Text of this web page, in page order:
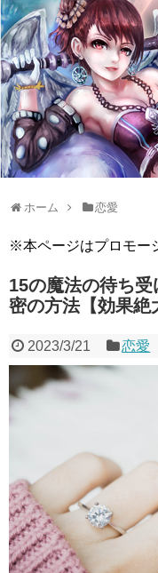
ホーム 恋愛
※本ページはプロモー
15の魔法の待ち
密の方法【効果絶
2023/3/21 恋愛